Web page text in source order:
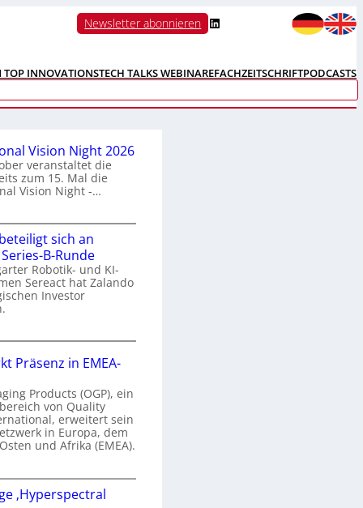
Newsletter abonnieren LinkedIn
TOP INNOVATIONSTECH TALKS WEBINAREFACHZEITSCHRIFTPODCASTS
Vision Night 2026
veranstaltet die
zum 15. Mal die
Vision Night -…
n
sich an
B-Runde
Robotik- und KI-
Sereact hat Zalando
Investor
b
Präsenz in EMEA-
Products (OGP), ein
von Quality
erweitert sein
in Europa, dem
und Afrika (EMEA).
‚Hyperspectral